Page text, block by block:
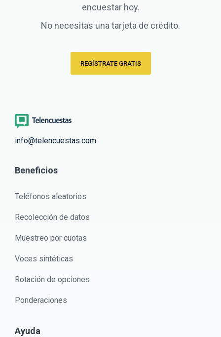
encuestar hoy.
No necesitas una tarjeta de crédito.
REGÍSTRATE GRATIS
info@telencuestas.com
Beneficios
Teléfonos aleatorios
Recolección de datos
Muestreo por cuotas
Voces sintéticas
Rotación de opciones
Ponderaciones
Ayuda